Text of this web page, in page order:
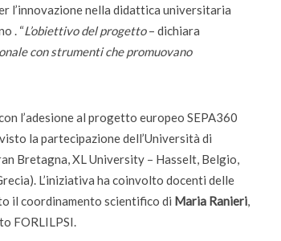
l’innovazione nella didattica universitaria
. “L’obiettivo del progetto– dichiara
con strumenti che promuovano
l’adesione al progetto europeo SEPA360
la partecipazione dell’Università di
Bretagna, XL University – Hasselt, Belgio,
L’iniziativa ha coinvolto docenti delle
il coordinamento scientifico di Maria Ranieri,
FORLILPSI.